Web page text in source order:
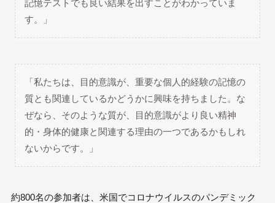
記憶テストでも良い結果を出すことがわかっていま
す。」
「私たちは、目的意識が、重要な個人的経験の記憶の
質とも関連しているかどうかに興味を持ちました。な
ぜなら、そのような質が、目的意識がより良い精神
的・身体的健康と関連する理由の一つであるかもしれ
ないからです。」
約800名の参加者は、米国でコロナウイルスのパンデミック